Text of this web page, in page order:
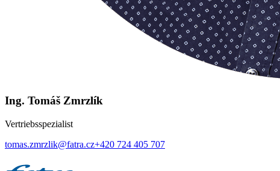
Ing. Tomáš Zmrzlík
Vertriebsspezialist
tomas.zmrzlik@fatra.cz+420 724 405 707